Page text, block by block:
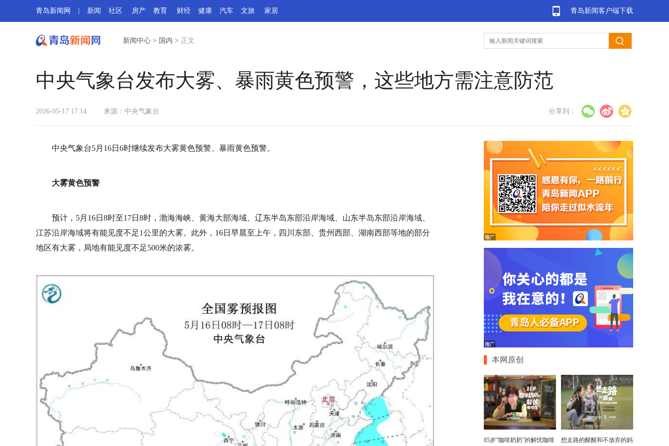
青岛新闻客户端下载
青岛新闻网 新闻 社区 房产 教育 财经 健康 汽车 文旅 家居
新闻中心 > 国内 > 正文
中央气象台发布大雾、暴雨黄色预警，这些地方需注意防范
2026-05-17 17:14 来源：中央气象台 分享到：
中央气象台5月16日6时继续发布大雾黄色预警、暴雨黄色预警。
大雾黄色预警
预计，5月16日8时至17日8时，渤海海峡、黄海大部海域、辽东半岛东部沿岸海域、山东半岛东部沿岸海域、
江苏沿岸海域将有能见度不足1公里的大雾。此外，16日早晨至上午，四川东部、贵州西部、湖南西部等地的部分
地区有大雾，局地有能见度不足500米的浓雾。
本网原创
85岁“咖啡奶奶”的解忧咖啡 想走路的醒醒和不放弃的妈